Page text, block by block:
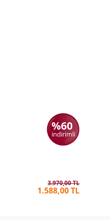
%60
indirimli
3.970,00 TL
1.588,00 TL